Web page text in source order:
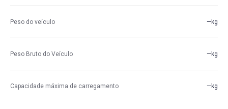
Peso do veículo —kg
Peso Bruto do Veículo —kg
Capacidade máxima de carregamento —kg